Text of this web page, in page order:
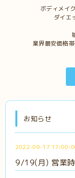
ボディメイ
ダイエ
業界最安価格
お知らせ
2022-09-17
9/19(月) 営業